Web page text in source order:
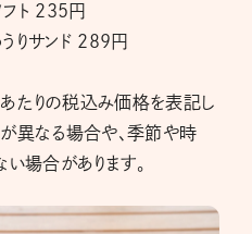
フト 235円
りサンド 289円
りの税込み価格を表記し
異なる場合や、季節や時
い場合があります。